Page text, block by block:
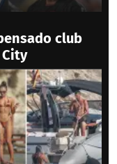
club